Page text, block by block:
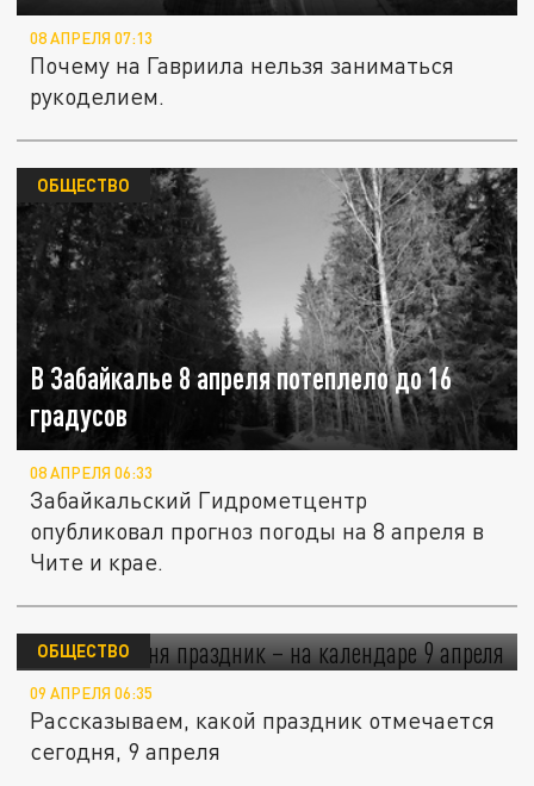
08 АПРЕЛЯ 07:13
Почему на Гавриила нельзя заниматься
рукоделием.
В Забайкалье 8 апреля потеплело до 16
градусов
ОБЩЕСТВО
08 АПРЕЛЯ 06:33
Забайкальский Гидрометцентр
опубликовал прогноз погоды на 8 апреля в
Чите и крае.
Какой сегодня праздник – на календаре 9
апреля
ОБЩЕСТВО
09 АПРЕЛЯ 06:35
Рассказываем, какой праздник отмечается
сегодня, 9 апреля